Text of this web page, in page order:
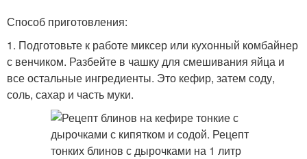
Способ приготовления:
1. Подготовьте к работе миксер или кухонный комбайнер
с венчиком. Разбейте в чашку для смешивания яйца и
все остальные ингредиенты. Это кефир, затем соду,
соль, сахар и часть муки.